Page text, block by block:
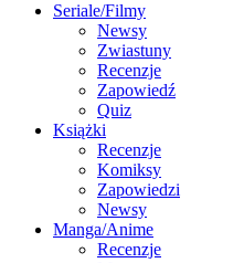
Seriale/Filmy
Newsy
Zwiastuny
Recenzje
Zapowiedź
Quiz
Książki
Recenzje
Komiksy
Zapowiedzi
Newsy
Manga/Anime
Recenzje